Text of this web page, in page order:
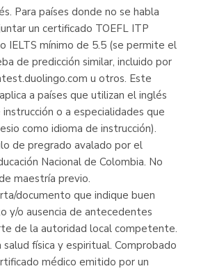
Para países donde no se habla
un certificado TOEFL ITP
IELTS mínimo de 5.5 (se permite el
de predicción similar, incluido por
u otros. Este
a países que utilizan el inglés
o a especialidades que
como idioma de instrucción).
de pregrado avalado por el
Nacional de Colombia. No
maestría previo.
documento que indique buen
y/o ausencia de antecedentes
de la autoridad local competente.
salud física y espiritual. Comprobado
médico emitido por un